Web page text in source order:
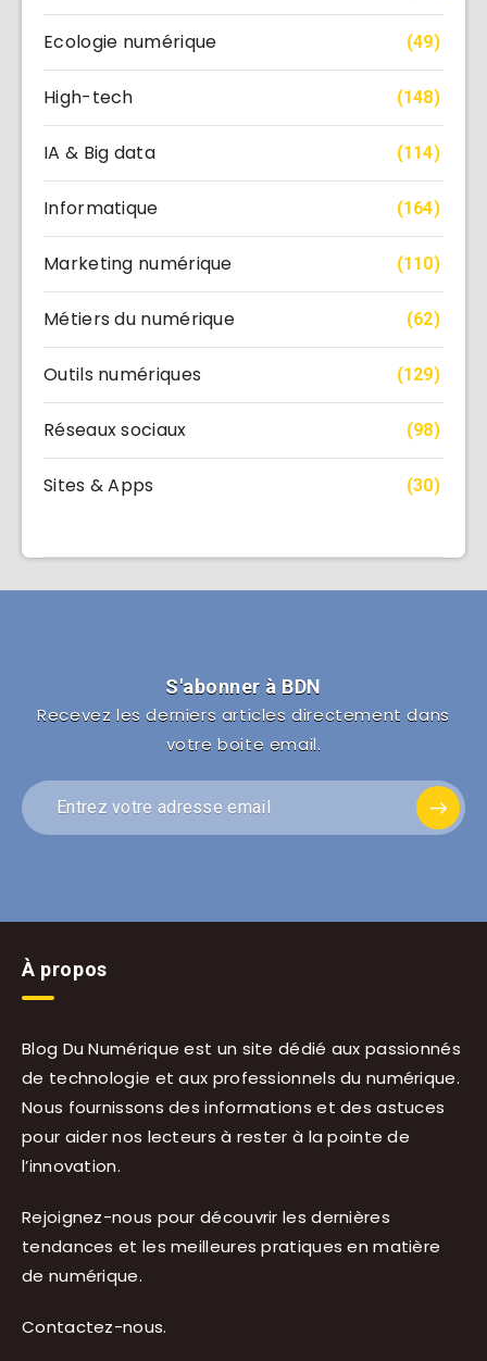
Ecologie numérique (49)
High-tech (148)
IA & Big data (114)
Informatique (164)
Marketing numérique (110)
Métiers du numérique (62)
Outils numériques (129)
Réseaux sociaux (98)
Sites & Apps (30)
S'abonner à BDN
Recevez les derniers articles directement dans
votre boite email.
À propos
Blog Du Numérique est un site dédié aux passionnés
de technologie et aux professionnels du numérique.
Nous fournissons des informations et des astuces
pour aider nos lecteurs à rester à la pointe de
l’innovation.
Rejoignez-nous pour découvrir les dernières
tendances et les meilleures pratiques en matière
de numérique.
Contactez-nous.